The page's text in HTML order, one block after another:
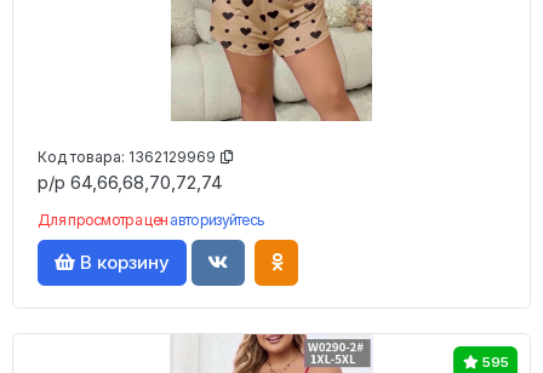
Код товара: 1362129969
р/р 64,66,68,70,72,74
Для просмотра цен авторизуйтесь
В корзину
595